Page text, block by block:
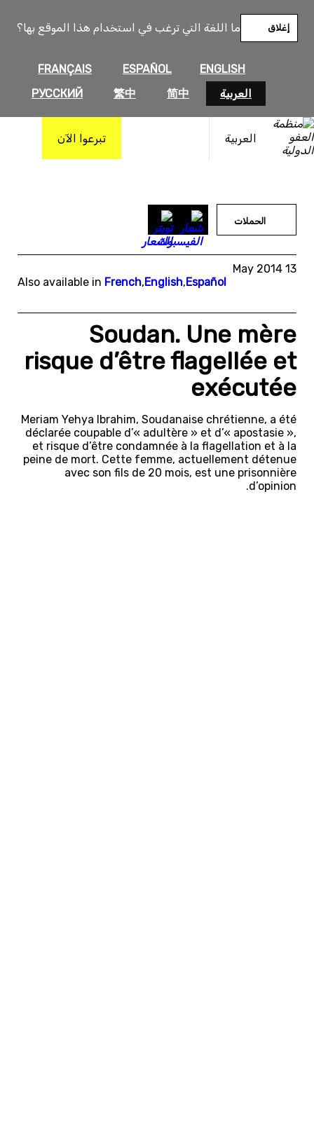
ما اللغة التي ترغب في استخدام هذا الموقع بها؟
ENGLISH
ESPAÑOL
FRANÇAIS
العربية
简中
繁中
РУССКИЙ
إغلاق
العربية تبرعوا الآن
المحتوى
الحملات
13 May 2014
Also available in French,English,Español
Soudan. Une mère
risque d’être flagellée et
exécutée
Meriam Yehya Ibrahim, Soudanaise chrétienne, a été
déclarée coupable d’« adultère » et d’« apostasie »,
et risque d’être condamnée à la flagellation et à la
peine de mort. Cette femme, actuellement détenue
avec son fils de 20 mois, est une prisonnière
d’opinion.